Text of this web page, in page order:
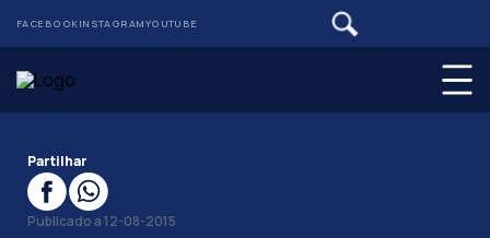
FACEBOOKINSTAGRAMYOUTUBE
Partilhar
Publicado a 12-08-2015